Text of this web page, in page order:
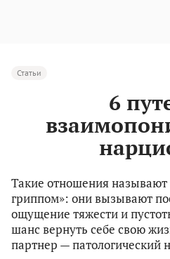
Статьи
6
Такие отношения называют
гриппом»: они вызывают
ощущение тяжести и
шанс вернуть себе свою
партнер — патологический